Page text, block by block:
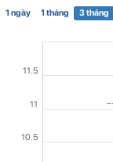
1 ngày 1 tháng 3 tháng
10.5
11
11.5